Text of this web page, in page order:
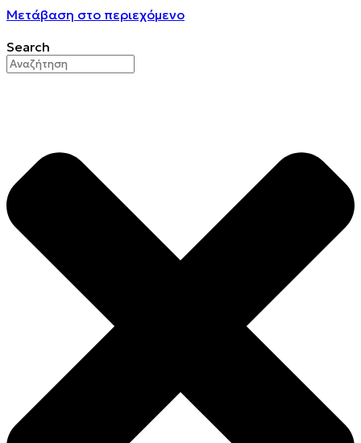
Μετάβαση στο περιεχόμενο
Search